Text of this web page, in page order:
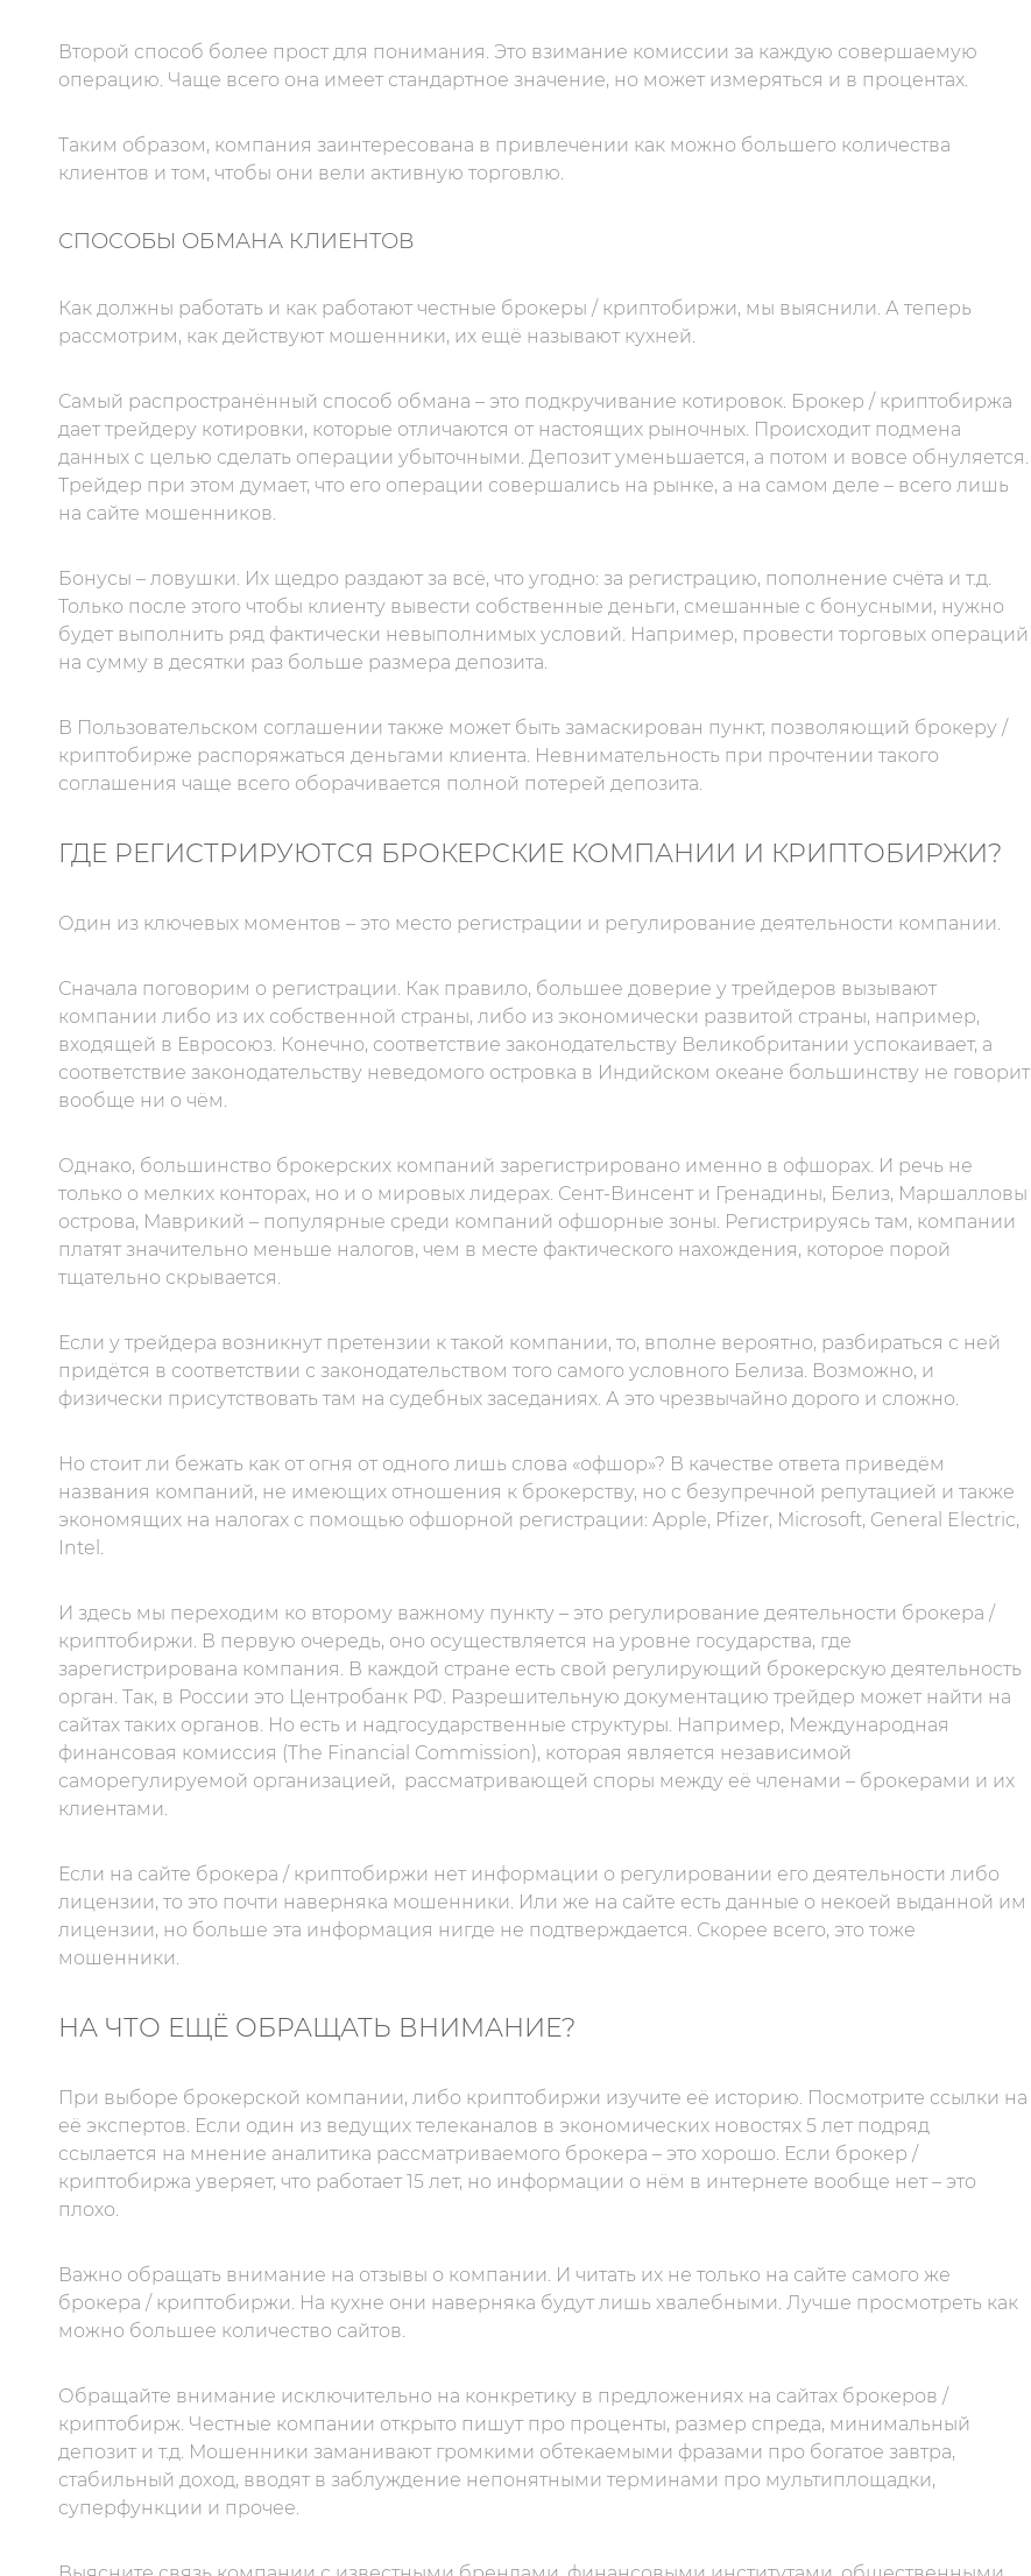
Второй способ более прост для понимания. Это взимание комиссии за каждую совершаемую
операцию. Чаще всего она имеет стандартное значение, но может измеряться и в процентах.
Таким образом, компания заинтересована в привлечении как можно большего количества
клиентов и том, чтобы они вели активную торговлю.
СПОСОБЫ ОБМАНА КЛИЕНТОВ
Как должны работать и как работают честные брокеры / криптобиржи, мы выяснили. А теперь
рассмотрим, как действуют мошенники, их ещё называют кухней.
Самый распространённый способ обмана – это подкручивание котировок. Брокер / криптобиржа
дает трейдеру котировки, которые отличаются от настоящих рыночных. Происходит подмена
данных с целью сделать операции убыточными. Депозит уменьшается, а потом и вовсе обнуляется.
Трейдер при этом думает, что его операции совершались на рынке, а на самом деле – всего лишь
на сайте мошенников.
Бонусы – ловушки. Их щедро раздают за всё, что угодно: за регистрацию, пополнение счёта и т.д.
Только после этого чтобы клиенту вывести собственные деньги, смешанные с бонусными, нужно
будет выполнить ряд фактически невыполнимых условий. Например, провести торговых операций
на сумму в десятки раз больше размера депозита.
В Пользовательском соглашении также может быть замаскирован пункт, позволяющий брокеру /
криптобирже распоряжаться деньгами клиента. Невнимательность при прочтении такого
соглашения чаще всего оборачивается полной потерей депозита.
ГДЕ РЕГИСТРИРУЮТСЯ БРОКЕРСКИЕ КОМПАНИИ И КРИПТОБИРЖИ?
Один из ключевых моментов – это место регистрации и регулирование деятельности компании.
Сначала поговорим о регистрации. Как правило, большее доверие у трейдеров вызывают
компании либо из их собственной страны, либо из экономически развитой страны, например,
входящей в Евросоюз. Конечно, соответствие законодательству Великобритании успокаивает, а
соответствие законодательству неведомого островка в Индийском океане большинству не говорит
вообще ни о чём.
Однако, большинство брокерских компаний зарегистрировано именно в офшорах. И речь не
только о мелких конторах, но и о мировых лидерах. Сент-Винсент и Гренадины, Белиз, Маршалловы
острова, Маврикий – популярные среди компаний офшорные зоны. Регистрируясь там, компании
платят значительно меньше налогов, чем в месте фактического нахождения, которое порой
тщательно скрывается.
Если у трейдера возникнут претензии к такой компании, то, вполне вероятно, разбираться с ней
придётся в соответствии с законодательством того самого условного Белиза. Возможно, и
физически присутствовать там на судебных заседаниях. А это чрезвычайно дорого и сложно.
Но стоит ли бежать как от огня от одного лишь слова «офшор»? В качестве ответа приведём
названия компаний, не имеющих отношения к брокерству, но c безупречной репутацией и также
экономящих на налогах с помощью офшорной регистрации: Apple, Pfizer, Microsoft, General Electric,
Intel.
И здесь мы переходим ко второму важному пункту – это регулирование деятельности брокера /
криптобиржи. В первую очередь, оно осуществляется на уровне государства, где
зарегистрирована компания. В каждой стране есть свой регулирующий брокерскую деятельность
орган. Так, в России это Центробанк РФ. Разрешительную документацию трейдер может найти на
сайтах таких органов. Но есть и надгосударственные структуры. Например, Международная
финансовая комиссия (The Financial Commission), которая является независимой
саморегулируемой организацией, рассматривающей споры между её членами – брокерами и их
клиентами.
Если на сайте брокера / криптобиржи нет информации о регулировании его деятельности либо
лицензии, то это почти наверняка мошенники. Или же на сайте есть данные о некоей выданной им
лицензии, но больше эта информация нигде не подтверждается. Скорее всего, это тоже
мошенники.
НА ЧТО ЕЩЁ ОБРАЩАТЬ ВНИМАНИЕ?
При выборе брокерской компании, либо криптобиржи изучите её историю. Посмотрите ссылки на
её экспертов. Если один из ведущих телеканалов в экономических новостях 5 лет подряд
ссылается на мнение аналитика рассматриваемого брокера – это хорошо. Если брокер /
криптобиржа уверяет, что работает 15 лет, но информации о нём в интернете вообще нет – это
плохо.
Важно обращать внимание на отзывы о компании. И читать их не только на сайте самого же
брокера / криптобиржи. На кухне они наверняка будут лишь хвалебными. Лучше просмотреть как
можно большее количество сайтов.
Обращайте внимание исключительно на конкретику в предложениях на сайтах брокеров /
криптобирж. Честные компании открыто пишут про проценты, размер спреда, минимальный
депозит и т.д. Мошенники заманивают громкими обтекаемыми фразами про богатое завтра,
стабильный доход, вводят в заблуждение непонятными терминами про мультиплощадки,
суперфункции и прочее.